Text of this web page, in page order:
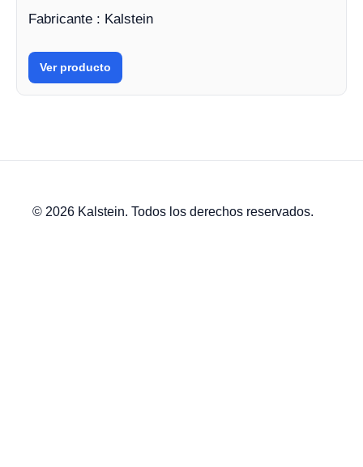
Fabricante : Kalstein
Ver producto
© 2026 Kalstein. Todos los derechos reservados.